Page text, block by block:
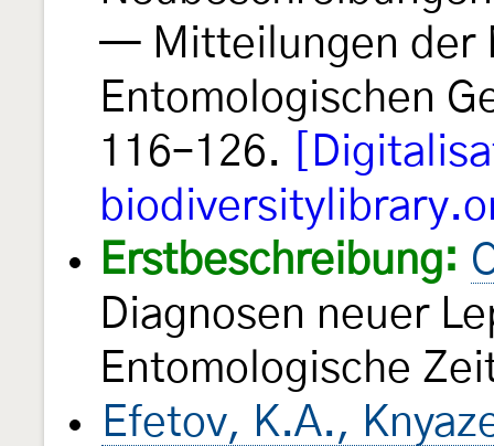
— Mitteilungen der
Entomologischen
116–126.
Erstbeschreibung:
Diagnosen neuer
Entomologische
Efetov, K.A.,